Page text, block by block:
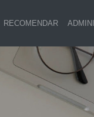
RECOMENDAR